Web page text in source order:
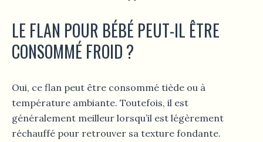
LE FLAN POUR BÉBÉ PEUT-IL ÊTRE
CONSOMMÉ FROID ?
Oui, ce flan peut être consommé tiède ou à
température ambiante. Toutefois, il est
généralement meilleur lorsqu’il est légèrement
réchauffé pour retrouver sa texture fondante.